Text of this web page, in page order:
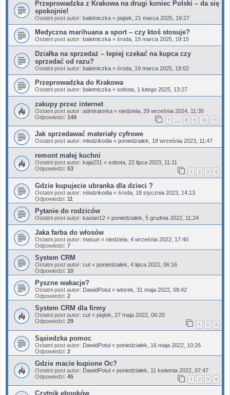
Przeprowadzka z Krakowa na drugi koniec Polski – da się
spokojnie!
Ostatni post autor: baletniczka « piątek, 21 marca 2025, 19:27
Medyczna marihuana a sport – czy ktoś stosuje?
Ostatni post autor: baletniczka « środa, 19 marca 2025, 19:15
Działka na sprzedaż – lepiej czekać na kupca czy
sprzedać od razu?
Ostatni post autor: baletniczka « środa, 19 marca 2025, 18:02
Przeprowadzka do Krakowa
Ostatni post autor: baletniczka « sobota, 1 lutego 2025, 13:27
zakupy przez internet
Ostatni post autor: admiratorka « niedziela, 29 września 2024, 11:35
Odpowiedzi: 149 1 8 9 10 11
Jak sprzedawać materiały cyfrowe
Ostatni post autor: mlodzikodia « poniedziałek, 18 września 2023, 11:47
remont małej kuchni
Ostatni post autor: kaja231 « sobota, 22 lipca 2023, 11:11
Odpowiedzi: 53 1 2 3 4
Gdzie kupujecie ubranka dla dzieci ?
Ostatni post autor: mlodzikodia « środa, 18 stycznia 2023, 14:13
Odpowiedzi: 11
Pytanie do rodziców
Ostatni post autor: kasian12 « poniedziałek, 5 grudnia 2022, 11:24
Jaka farba do włosów
Ostatni post autor: masun « niedziela, 4 września 2022, 17:40
Odpowiedzi: 7
System CRM
Ostatni post autor: cut « poniedziałek, 4 lipca 2022, 06:16
Odpowiedzi: 10
Pyszne wakacje?
Ostatni post autor: DawidPotul « wtorek, 31 maja 2022, 08:42
Odpowiedzi: 2
System CRM dla firmy
Ostatni post autor: cut « piątek, 27 maja 2022, 06:20
Odpowiedzi: 29 1 2 3
Sąsiedzka pomoc
Ostatni post autor: DawidPotul « poniedziałek, 16 maja 2022, 10:26
Odpowiedzi: 2
Gdzie macie kupione Oc?
Ostatni post autor: DawidPotul « poniedziałek, 11 kwietnia 2022, 07:47
Odpowiedzi: 45 1 2 3 4
Czytnik ebooków